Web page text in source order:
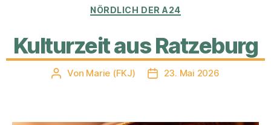
Kategorien
NÖRDLICH DER A24
Kulturzeit aus Ratzeburg
Beitragsautor
Von Marie (FKJ) Veröffentlichungsdatum
23. Mai 2026